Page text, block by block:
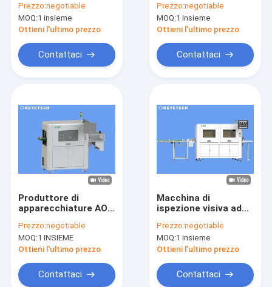
Prodotti
Circa noi
Giro della fabbrica
Notizie
Richieda una citazione
coperture di tubi
stratificate
Prezzo:negotiable
MOQ:1 insieme
Ottieni l'ultimo prezzo
Contattaci
superficiali con
sistema di
movimentazione
Prezzo:negotiable
MOQ:1 insieme
Ottieni l'ultimo prezzo
Contattaci
Produttore di
apparecchiature AOI
ispezione
automatizzate
efficienti per
Prezzo:negotiable
MOQ:1 INSIEME
Ottieni l'ultimo prezzo
Contattaci
Macchina di
ispezione visiva ad
prodotti a base di
polpa moltiplicata
Prezzo:negotiable
MOQ:1 insieme
Ottieni l'ultimo prezzo
Contattaci